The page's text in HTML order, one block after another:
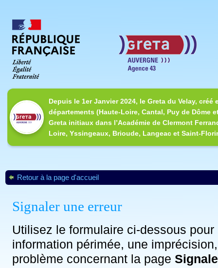
Depuis le 1er Janvier 2024, le Greta du Velay,
départements (Haute-Loire, Cantal, Puy de Dôme
Greta initiaux dans l’Académie de Clermont
Loire, Yssingeaux, Brioude, Langeac et Saint-
Retour à la page d'accueil
Signaler une erreur
Utilisez le formulaire ci-dessous
information périmée, une
problème concernant la page